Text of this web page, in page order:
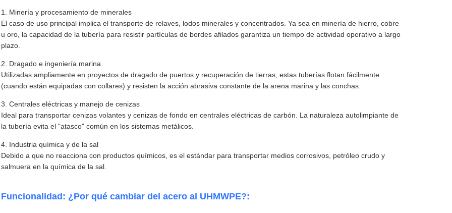
1. Minería y procesamiento de minerales
El caso de uso principal implica el transporte de relaves, lodos minerales y concentrados. Ya sea en minería de hierro, cobre
u oro, la capacidad de la tubería para resistir partículas de bordes afilados garantiza un tiempo de actividad operativo a largo
plazo.
2. Dragado e ingeniería marina
Utilizadas ampliamente en proyectos de dragado de puertos y recuperación de tierras, estas tuberías flotan fácilmente
(cuando están equipadas con collares) y resisten la acción abrasiva constante de la arena marina y las conchas.
3. Centrales eléctricas y manejo de cenizas
Ideal para transportar cenizas volantes y cenizas de fondo en centrales eléctricas de carbón. La naturaleza autolimpiante de
la tubería evita el "atasco" común en los sistemas metálicos.
4. Industria química y de la sal
Debido a que no reacciona con productos químicos, es el estándar para transportar medios corrosivos, petróleo crudo y
salmuera en la química de la sal.
Funcionalidad: ¿Por qué cambiar del acero al UHMWPE?: